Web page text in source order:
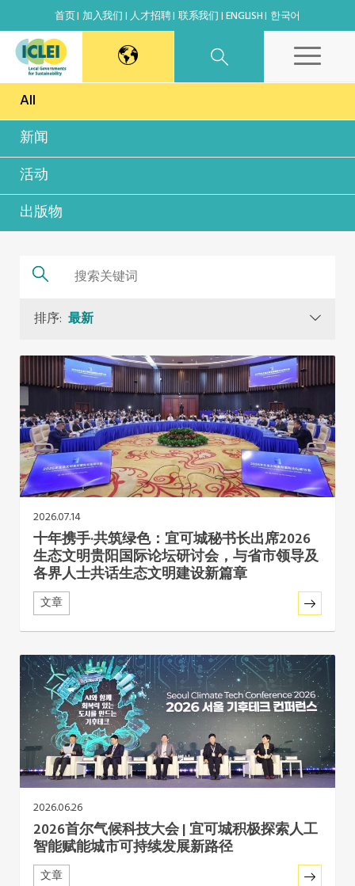
首页 加入我们 人才招聘 联系我们 ENGLISH 한국어
东亚秘书处
韩国办公室
日本办公室
北京代表处
高雄能力建设中心
全球秘书处
非洲秘书处
欧洲秘书处
加拿大办公室
美国办公室
墨西哥、中美洲和加勒比海区秘书处
大洋洲秘书处
南亚秘书处
东南亚秘书处
All
新闻
活动
出版物
排序: 最新
2026.07.14
十年携手·共筑绿色：宜可城秘书长出席2026
生态文明贵阳国际论坛研讨会，与省市领导及
各界人士共话生态文明建设新篇章
文章
2026.06.26
2026首尔气候科技大会 | 宜可城积极探索人工
智能赋能城市可持续发展新路径
文章